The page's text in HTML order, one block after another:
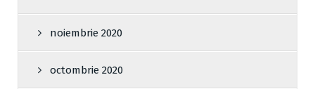
noiembrie 2020
octombrie 2020